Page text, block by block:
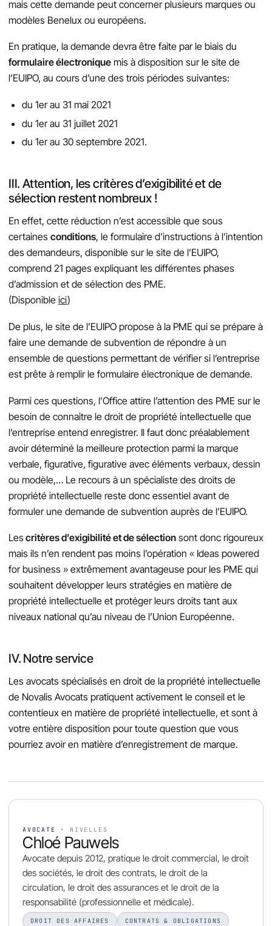
mais cette demande peut concerner plusieurs marques ou
modèles Benelux ou européens.
En pratique, la demande devra être faite par le biais du
formulaire électronique mis à disposition sur le site de
l’EUIPO, au cours d’une des trois périodes suivantes:
du 1er au 31 mai 2021
du 1er au 31 juillet 2021
du 1er au 30 septembre 2021.
III. Attention, les critères d’exigibilité et de
sélection restent nombreux !
En effet, cette réduction n’est accessible que sous
certaines conditions, le formulaire d’instructions à l’intention
des demandeurs, disponible sur le site de l’EUIPO,
comprend 21 pages expliquant les différentes phases
d’admission et de sélection des PME.
(Disponible ici)
De plus, le site de l’EUIPO propose à la PME qui se prépare à
faire une demande de subvention de répondre à un
ensemble de questions permettant de vérifier si l’entreprise
est prête à remplir le formulaire électronique de demande.
Parmi ces questions, l’Office attire l’attention des PME sur le
besoin de connaitre le droit de propriété intellectuelle que
l’entreprise entend enregistrer. Il faut donc préalablement
avoir déterminé la meilleure protection parmi la marque
verbale, figurative, figurative avec éléments verbaux, dessin
ou modèle,… Le recours à un spécialiste des droits de
propriété intellectuelle reste donc essentiel avant de
formuler une demande de subvention auprès de l’EUIPO.
Lescritères d’exigibilité et de sélection sont donc rigoureux
mais ils n’en rendent pas moins l’opération « Ideas powered
for business » extrêmement avantageuse pour les PME qui
souhaitent développer leurs stratégies en matière de
propriété intellectuelle et protéger leurs droits tant aux
niveaux national qu’au niveau de l’Union Européenne.
IV. Notre service
Les avocats spécialisés en droit de la propriété intellectuelle
de Novalis Avocats pratiquent activement le conseil et le
contentieux en matière de propriété intellectuelle, et sont à
votre entière disposition pour toute question que vous
pourriez avoir en matière d’enregistrement de marque.
AVOCATE · NIVELLES
Chloé Pauwels
Avocate depuis 2012, pratique le droit commercial, le droit
des sociétés, le droit des contrats, le droit de la
circulation, le droit des assurances et le droit de la
responsabilité (professionnelle et médicale).
DROIT DES AFFAIRES CONTRATS & OBLIGATIONS